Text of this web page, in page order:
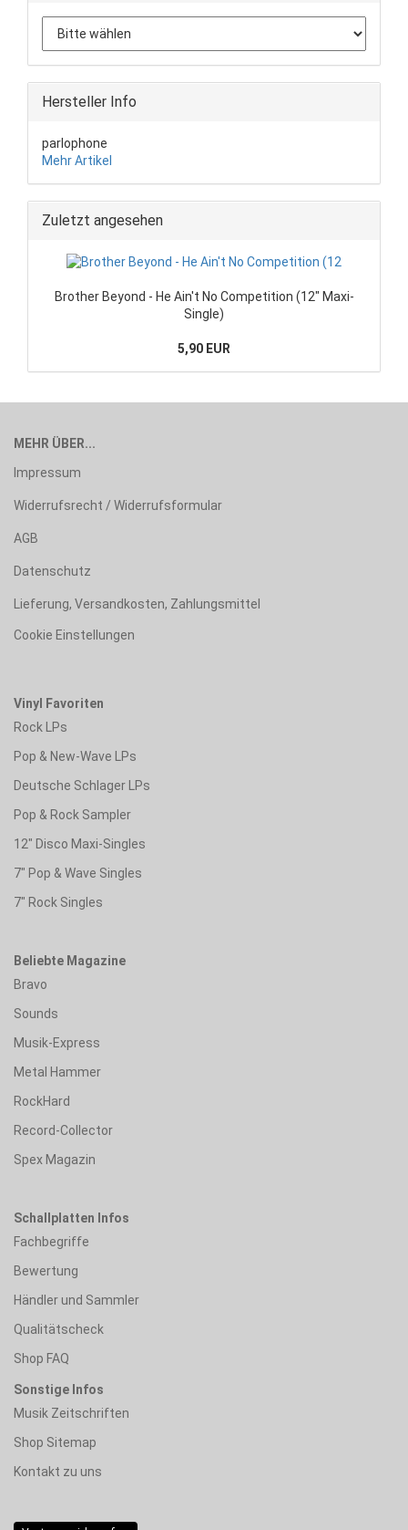
Hersteller Info
parlophone
Mehr Artikel
Zuletzt angesehen
Brother Beyond - He Ain't No Competition (12" Maxi-
Single)
5,90 EUR
MEHR ÜBER...
Impressum
Widerrufsrecht / Widerrufsformular
AGB
Datenschutz
Lieferung, Versandkosten, Zahlungsmittel
Cookie Einstellungen
Vinyl Favoriten
Rock LPs
Pop & New-Wave LPs
Deutsche Schlager LPs
Pop & Rock Sampler
12" Disco Maxi-Singles
7" Pop & Wave Singles
7" Rock Singles
Beliebte Magazine
Bravo
Sounds
Musik-Express
Metal Hammer
RockHard
Record-Collector
Spex Magazin
Schallplatten Infos
Fachbegriffe
Bewertung
Händler und Sammler
Qualitätscheck
Shop FAQ
Sonstige Infos
Musik Zeitschriften
Shop Sitemap
Kontakt zu uns